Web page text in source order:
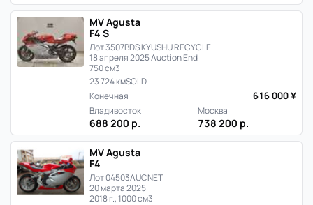
MV Agusta
F4 S
Лот 3507BDS KYUSHU RECYCLE
18 апреля 2025 Auction End
750 см3
23 724 кмSOLD
Конечная
616 000 ¥
Владивосток
688 200 р.
Москва
738 200 р.
MV Agusta
F4
Лот 04503AUCNET
20 марта 2025
2018 г., 1000 см3